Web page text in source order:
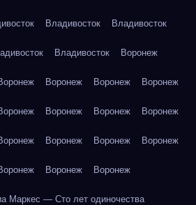
Владивосток Владивосток
Владивосток Воронеж
Воронеж Воронеж Воронеж
Воронеж Воронеж Воронеж
Воронеж Воронеж Воронеж
Воронеж Воронеж
Маркес — Сто лет одиночества